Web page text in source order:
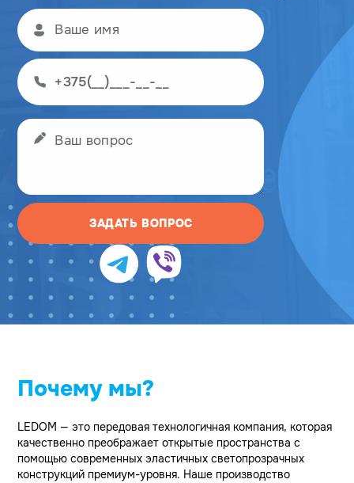
ЗАДАТЬ ВОПРОС
Почему мы?
LEDOM — это передовая технологичная компания, которая
качественно преображает открытые пространства с
помощью современных эластичных светопрозрачных
конструкций премиум-уровня. Наше производство